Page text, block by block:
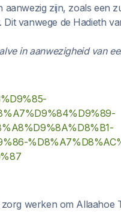
aanwezig zijn, zoals een
vanwege de Hadieth
in aanwezigheid van
werken om Allaahoe